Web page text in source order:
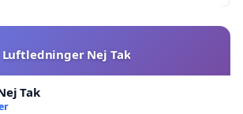
Luftledninger Nej Tak
Tak